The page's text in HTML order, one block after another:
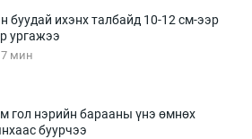
буудай ихэнх талбайд 10-12 см-ээр
ургажээ
7 мин
гол нэрийн барааны үнэ өмнөх
буурчээ